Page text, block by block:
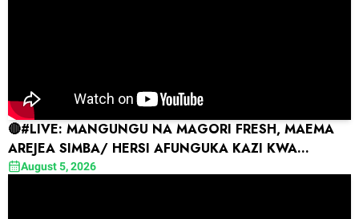
🔴#LIVE: MANGUNGU NA MAGORI FRESH, MAEMA
AREJEA SIMBA/ HERSI AFUNGUKA KAZI KWA
COMARA, AMTAKA FEISAL
August 5, 2026